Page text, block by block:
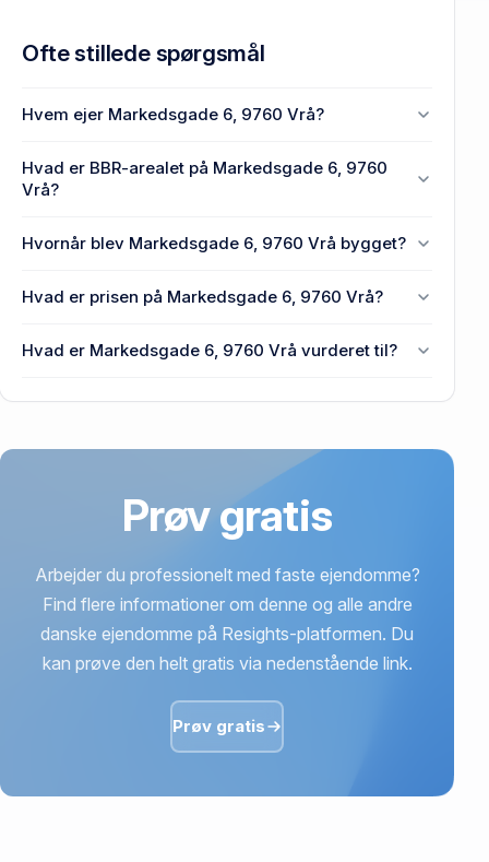
Ofte stillede spørgsmål
Hvem ejer Markedsgade 6, 9760 Vrå?
MS Bolig Invest ApS ejer Markedsgade 6, 9760
Vrå.
Hvad er BBR-arealet på Markedsgade 6, 9760
Vrå?
Enhedens BBR-areal er 112 m² på Markedsgade 6,
Hvornår blev Markedsgade 6, 9760 Vrå bygget?
Den primære bygning blev opført i 1965 på
Hvad er prisen på Markedsgade 6, 9760 Vrå?
Prisen var 0 kr., da Markedsgade 6, 9760 Vrå
Hvad er Markedsgade 6, 9760 Vrå vurderet til?
Prøv gratis
Arbejder du professionelt med faste ejendomme?
Find flere informationer om denne og alle andre
danske ejendomme på Resights-platformen. Du
kan prøve den helt gratis via nedenstående link.
Prøv gratis